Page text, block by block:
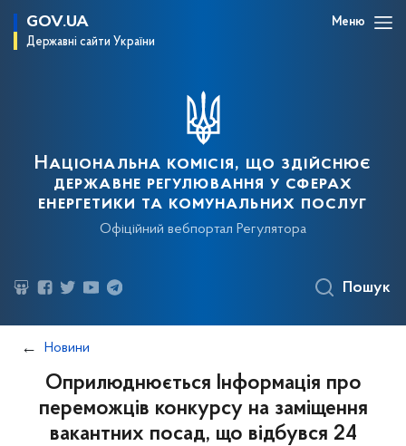
GOV.UA
Державні сайти України
Меню
Національна комісія, що здійснює
державне регулювання у сферах
енергетики та комунальних послуг
Офіційний вебпортал Регулятора
Пошук
Новини
Оприлюднюється Інформація про
переможців конкурсу на заміщення
вакантних посад, що відбувся 24